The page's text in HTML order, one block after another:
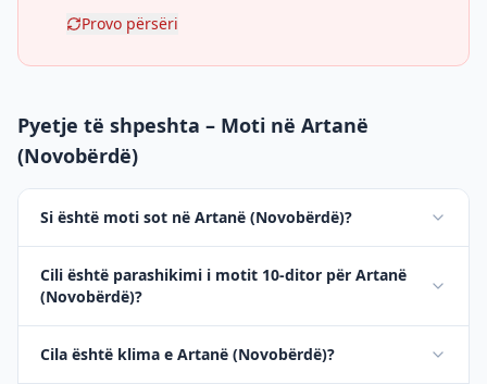
Provo përsëri
Pyetje të shpeshta – Moti në Artanë
(Novobërdë)
Si është moti sot në Artanë (Novobërdë)?
Cili është parashikimi i motit 10-ditor për Artanë
(Novobërdë)?
Cila është klima e Artanë (Novobërdë)?